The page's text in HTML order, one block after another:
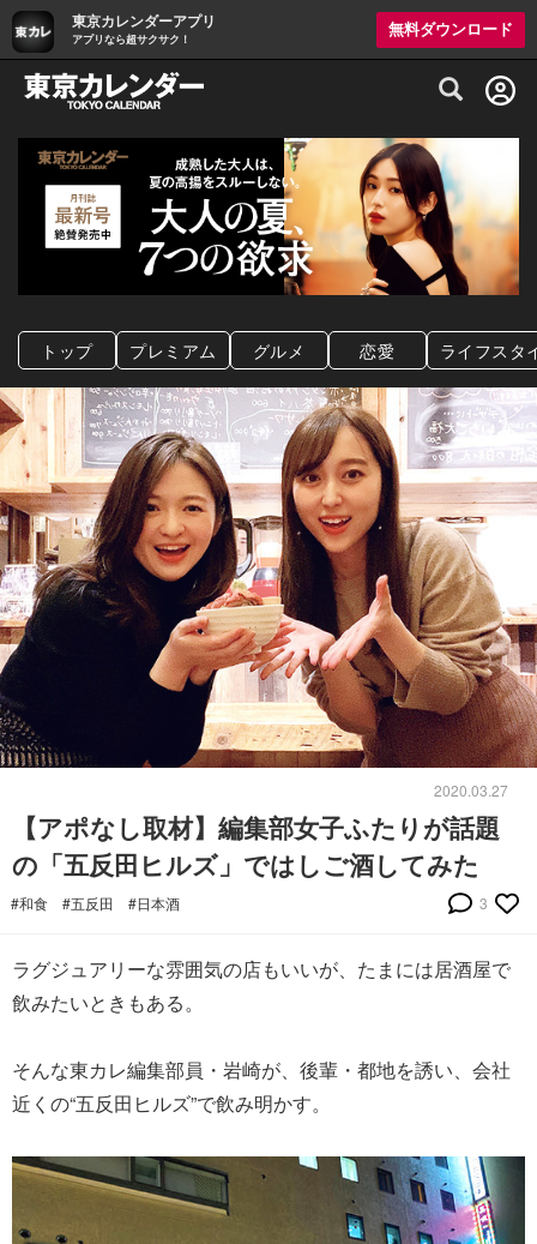
東京カレンダーアプリ
アプリなら超サクサク！
無料ダウンロード
グルメ情報・プレミアムレストラン予約
トップ プレミアム グルメ 恋愛 ライフスタ
2020.03.27
【アポなし取材】編集部女子ふたりが話題
の「五反田ヒルズ」ではしご酒してみた
#和食 #五反田 #日本酒 3
ラグジュアリーな雰囲気の店もいいが、たまには居酒屋で
飲みたいときもある。
そんな東カレ編集部員・岩崎が、後輩・都地を誘い、会社
近くの“五反田ヒルズ”で飲み明かす。